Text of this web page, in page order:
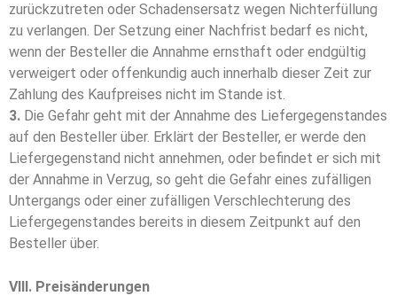
zurückzutreten oder Schadensersatz wegen Nichterfüllung
zu verlangen. Der Setzung einer Nachfrist bedarf es nicht,
wenn der Besteller die Annahme ernsthaft oder endgültig
verweigert oder offenkundig auch innerhalb dieser Zeit zur
Zahlung des Kaufpreises nicht im Stande ist.
3. Die Gefahr geht mit der Annahme des Liefergegenstandes
auf den Besteller über. Erklärt der Be­stel­­ler, er werde den
Liefergegenstand nicht annehmen, oder befindet er sich mit
der Annahme in Verzug, so geht die Gefahr eines zufälligen
Un­ter­­gangs oder einer zufälligen Verschlechterung des
Liefergegenstandes bereits in diesem Zeitpunkt auf den
Besteller über.
VIII. Preisänderungen